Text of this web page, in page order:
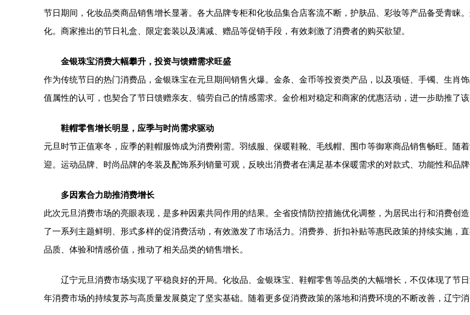
节日期间，化妆品类商品销售增长显著。各大品牌专柜和化妆品集合店客流不断，护肤品、彩妆等产品备受青睐
化。商家推出的节日礼盒、限定套装以及满减、赠品等促销手段，有效刺激了消费者的购买欲望。
金银珠宝消费大幅攀升，投资与馈赠需求旺盛
作为传统节日的热门消费品，金银珠宝在元旦期间销售火爆。金条、金币等投资类产品，以及项链、手镯、生肖
值属性的认可，也契合了节日馈赠亲友、犒劳自己的情感需求。金价相对稳定和商家的优惠活动，进一步助推了该
鞋帽零售增长明显，应季与时尚需求驱动
元旦时节正值寒冬，应季的鞋帽服饰成为消费刚需。羽绒服、保暖鞋靴、毛线帽、围巾等御寒商品销售畅旺。随
迎。运动品牌、时尚品牌的冬装及配饰系列销量可观，反映出消费者在满足基本保暖需求的对款式、功能性和品牌
多因素合力助推消费增长
此次元旦消费市场的亮眼表现，是多种因素共同作用的结果。全省疫情防控措施优化调整，为居民出行和消费创
了一系列主题鲜明、形式多样的促消费活动，有效激发了市场活力。消费券、折扣补贴等惠民政策的持续实施
品质、体验和情感价值，推动了相关品类的销售增长。
辽宁元旦消费市场实现了平稳良好的开局。化妆品、金银珠宝、鞋帽零售等品类的大幅增长，不仅体现了节
年消费市场的持续复苏与高质量发展奠定了坚实基础。随着更多促消费政策的落地和消费环境的不断改善，辽宁